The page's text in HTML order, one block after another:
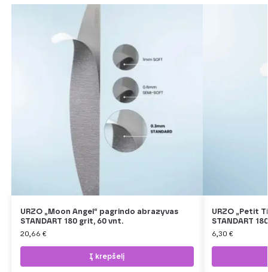
URZO „Moon Angel“ pagrindo abrazyvas
STANDART 180 grit, 60 vnt.
20,66 €
Į krepšelį
URZO „Petit
STANDART
6,30 €